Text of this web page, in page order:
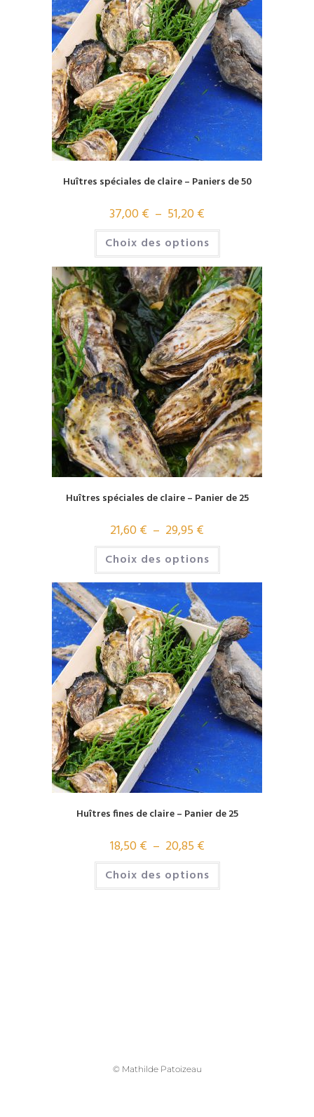
Huîtres spéciales de claire – Paniers de 50
37,00€ – 51,20€
Choix des options
Huîtres spéciales de claire – Panier de 25
21,60€ – 29,95 €
Choix des options
Huîtres fines de claire – Panier de 25
18,50€ – 20,85 €
Choix des options
© Mathilde Patoizeau